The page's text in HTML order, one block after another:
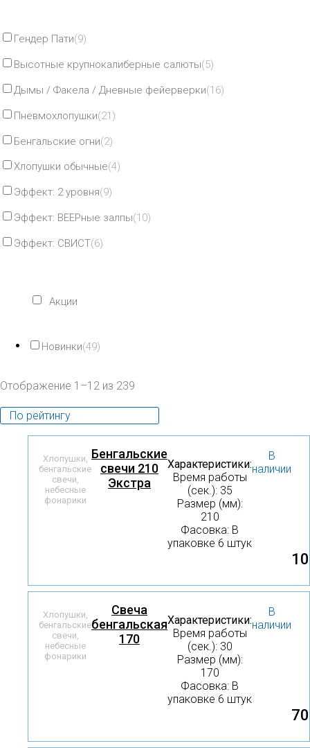
Гендер Пати(9)
Высотные крупнокалиберные салюты(5)
Дымы / Факела / Дневные фейерверки(16)
Пневмохлопушки(21)
Бенгальские огни(2)
Хлопушки обычные(4)
Эффект: 2 уровня(9)
Эффект: ВЕЕРные залпы(10)
Эффект: СВИСТ(6)
Акции
Новинки(49)
Отображение 1–12 из 239
Хлопушки,
бенгальские
свечи,
небесные
фонарики
Бенгальские
свечи 210
Экстра
Характеристики:
Время работы
(сек.): 35
Размер (мм):
210
Фасовка: В
упаковке 6 штук
В
наличии
Хлопушки,
бенгальские
свечи,
небесные
фонарики
Свеча
бенгальская
170
Характеристики:
Время работы
(сек.): 30
Размер (мм):
170
Фасовка: В
упаковке 6 штук
В
наличии